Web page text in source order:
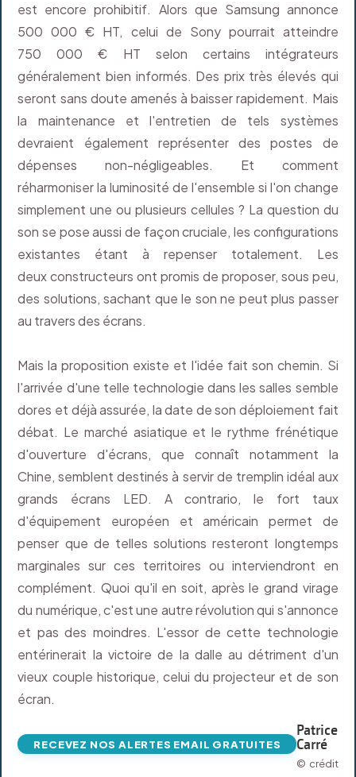
est encore prohibitif. Alors que Samsung annonce
500 000 € HT, celui de Sony pourrait atteindre
750 000 € HT selon certains intégrateurs
généralement bien informés. Des prix très élevés qui
seront sans doute amenés à baisser rapidement. Mais
la maintenance et l'entretien de tels systèmes
devraient également représenter des postes de
dépenses non-négligeables. Et comment
réharmoniser la luminosité de l'ensemble si l'on change
simplement une ou plusieurs cellules ? La question du
son se pose aussi de façon cruciale, les configurations
existantes étant à repenser totalement. Les
deux constructeurs ont promis de proposer, sous peu,
des solutions, sachant que le son ne peut plus passer
au travers des écrans.
Mais la proposition existe et l'idée fait son chemin. Si
l'arrivée d'une telle technologie dans les salles semble
dores et déjà assurée, la date de son déploiement fait
débat. Le marché asiatique et le rythme frénétique
d'ouverture d'écrans, que connaît notamment la
Chine, semblent destinés à servir de tremplin idéal aux
grands écrans LED. A contrario, le fort taux
d'équipement européen et américain permet de
penser que de telles solutions resteront longtemps
marginales sur ces territoires ou interviendront en
complément. Quoi qu'il en soit, après le grand virage
du numérique, c'est une autre révolution qui s'annonce
et pas des moindres. L'essor de cette technologie
entérinerait la victoire de la dalle au détriment d'un
vieux couple historique, celui du projecteur et de son
écran.
RECEVEZ NOS ALERTES EMAIL GRATUITES
Patrice
Carré
© crédit